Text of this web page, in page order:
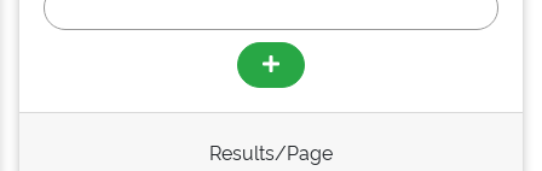
Results/Page